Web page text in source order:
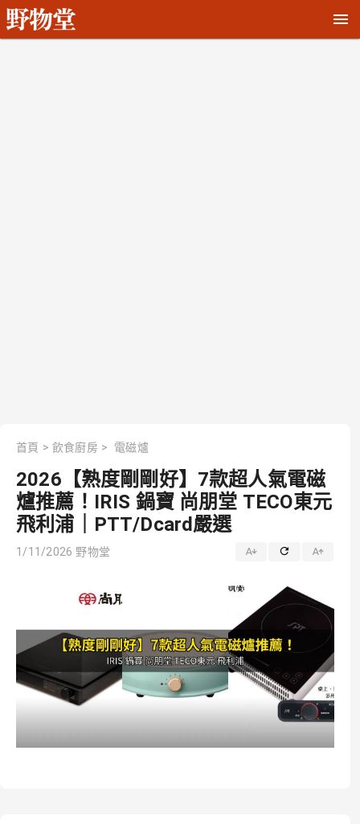
首頁 > 飲食廚房 > 電磁爐
2026【熟度剛剛好】7款超人氣電磁
爐推薦！IRIS 鍋寶 尚朋堂 TECO東元
飛利浦｜PTT/Dcard嚴選
1/11/2026 野物堂